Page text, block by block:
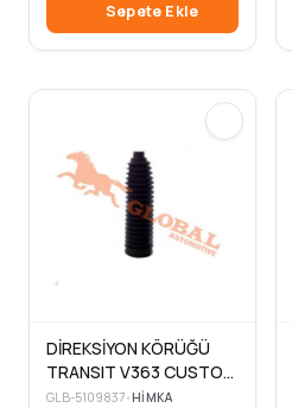
Sepete Ekle
DİREKSİYON KÖRÜĞÜ
TRANSIT V363 CUSTOM
14>
GLB-5109837•HIMKA